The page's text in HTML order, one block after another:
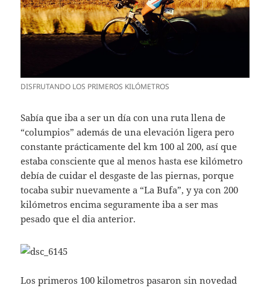
DISFRUTANDO LOS PRIMEROS KILÓMETROS
Sabía que iba a ser un día con una ruta llena de
“columpios” además de una elevación ligera pero
constante prácticamente del km 100 al 200, así que
estaba consciente que al menos hasta ese kilómetro
debía de cuidar el desgaste de las piernas, porque
tocaba subir nuevamente a “La Bufa”, y ya con 200
kilómetros encima seguramente iba a ser mas
pesado que el dia anterior.
Los primeros 100 kilometros pasaron sin novedad